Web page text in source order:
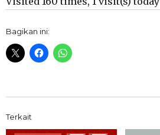
Bagikan ini:
Terkait